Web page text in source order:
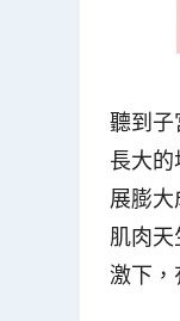
聽到
長大
展膨
肌肉
激下